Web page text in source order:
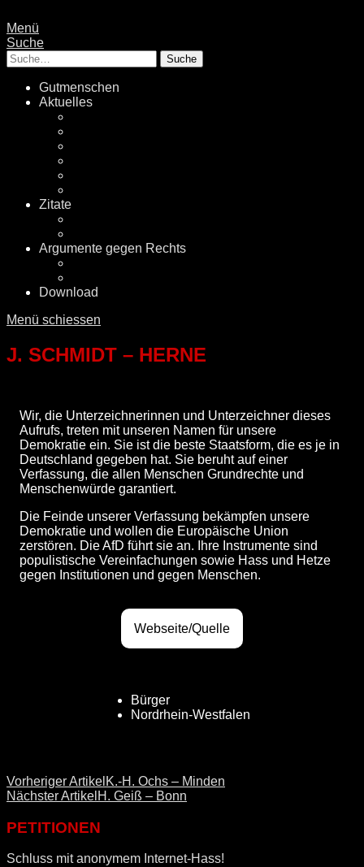
Menü
Suche
Suche
Gutmenschen
Aktuelles
Zitate
Argumente gegen Rechts
Download
Menü schiessen
J. SCHMIDT – HERNE
Wir, die Unterzeichnerinnen und Unterzeichner dieses
Aufrufs, treten mit unseren Namen für unsere
Demokratie ein. Sie ist die beste Staatsform, die es je in
Deutschland gegeben hat. Sie beruht auf einer
Verfassung, die allen Menschen Grundrechte und
Menschenwürde garantiert.
Die Feinde unserer Verfassung bekämpfen unsere
Demokratie und wollen die Europäische Union
zerstören. Die AfD führt sie an. Ihre Instrumente sind
populistische Vereinfachungen sowie Hass und Hetze
gegen Institutionen und gegen Menschen.
Webseite/Quelle
Bürger
Nordrhein-Westfalen
Vorheriger Artikel K.-H. Ochs – Minden
Nächster Artikel H. Geiß – Bonn
PETITIONEN
Schluss mit anonymem Internet-Hass!